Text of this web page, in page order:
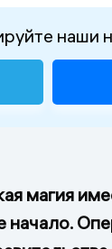
наши
магия
начало.